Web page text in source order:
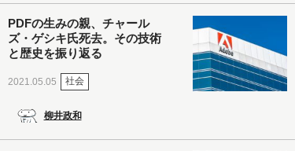
PDFの生みの親、チャール
ズ・ゲシキ氏死去。その技術
と歴史を振り返る
2021.05.05 社会
柳井政和